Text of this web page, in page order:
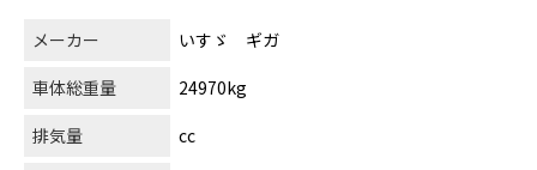
メーカー
いすゞ ギガ
車体総重量
24970kg
排気量
cc